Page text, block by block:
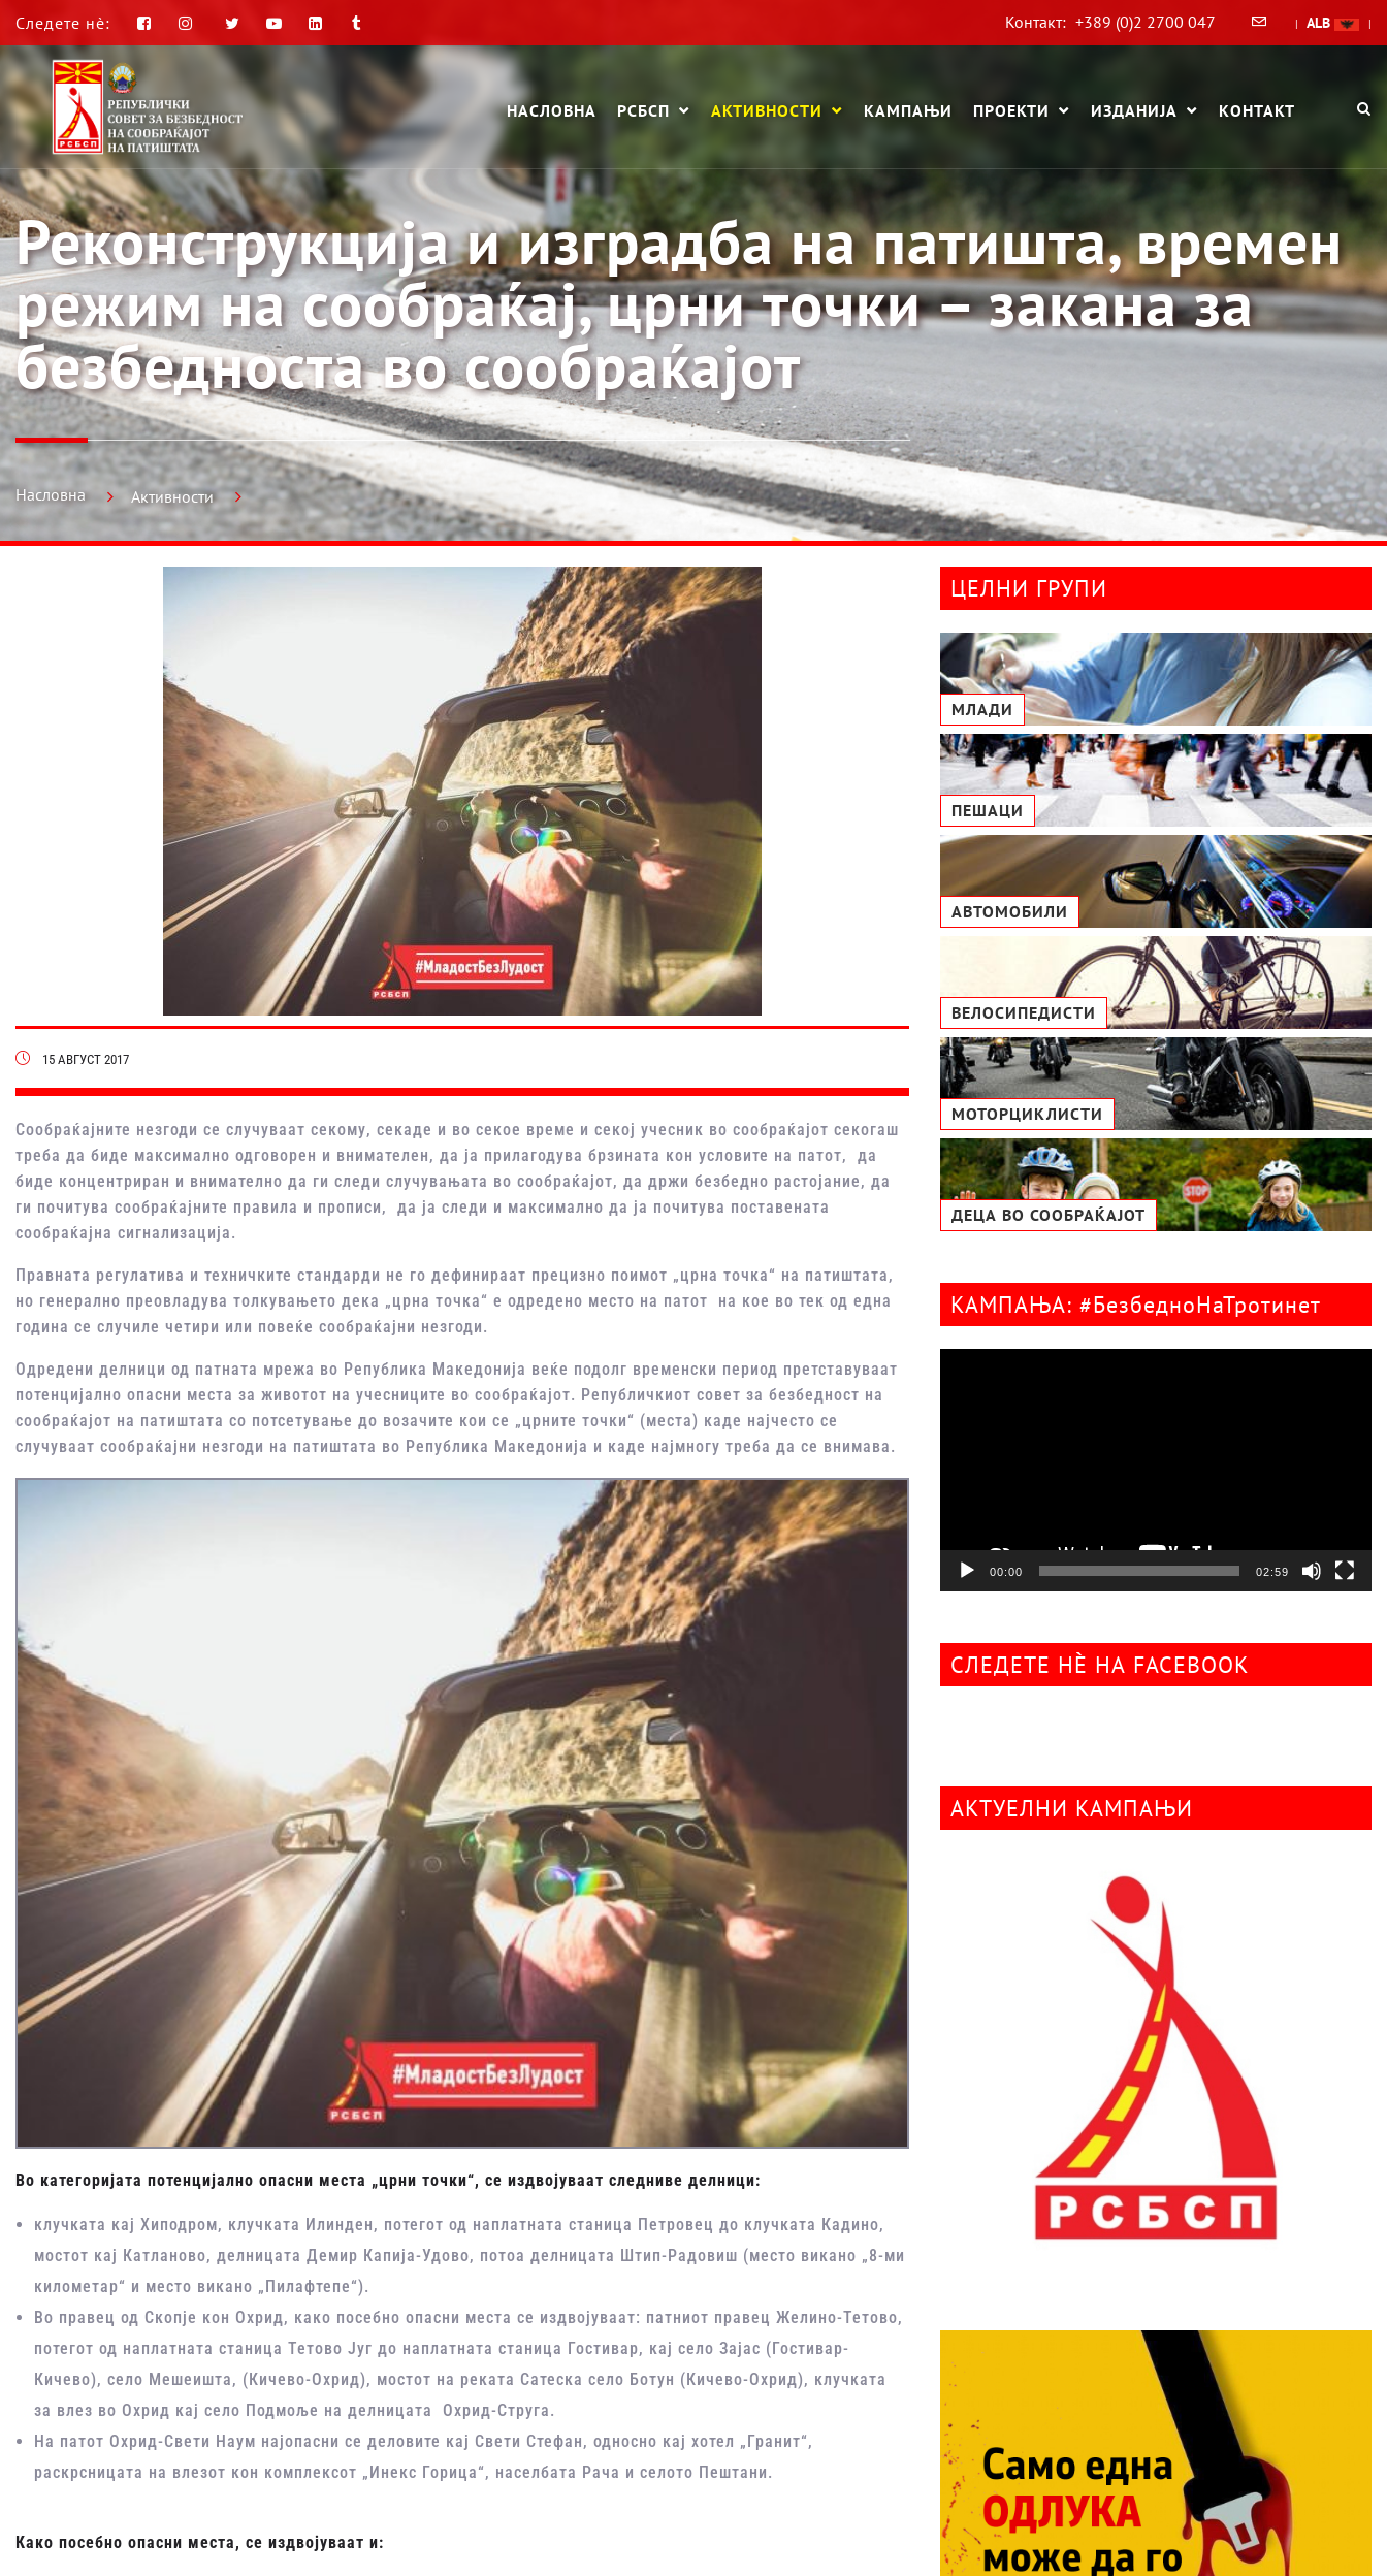
Следете нè: Контакт: +389 (0)2 2700 047 | ALB |
НАСЛОВНА РСБСП АКТИВНОСТИ КАМПАЊИ ПРОЕКТИ ИЗДАНИЈА КОНТАКТ
Реконструкција и изградба на патишта, времен
режим на сообраќај, црни точки – закана за
безбедноста во сообраќајот
Насловна Активности
15 АВГУСТ 2017
Сообраќајните незгоди се случуваат секому, секаде и во секое време и секој учесник во сообраќајот секогаш
треба да биде максимално одговорен и внимателен, да ја прилагодува брзината кон условите на патот, да
биде концентриран и внимателно да ги следи случувањата во сообраќајот, да држи безбедно растојание, да
ги почитува сообраќајните правила и прописи, да ја следи и максимално да ја почитува поставената
сообраќајна сигнализација.
Правната регулатива и техничките стандарди не го дефинираат прецизно поимот „црна точка“ на патиштата,
но генерално преовладува толкувањето дека „црна точка“ е одредено место на патот на кое во тек од една
година се случиле четири или повеќе сообраќајни незгоди.
Одредени делници од патната мрежа во Република Македонија веќе подолг временски период претставуваат
потенцијално опасни места за животот на учесниците во сообраќајот. Републичкиот совет за безбедност на
сообраќајот на патиштата со потсетување до возачите кои се „црните точки“ (места) каде најчесто се
случуваат сообраќајни незгоди на патиштата во Република Македонија и каде најмногу треба да се внимава.
Во категоријата потенцијално опасни места „црни точки“, се издвојуваат следниве делници:
клучката кај Хиподром, клучката Илинден, потегот од наплатната станица Петровец до клучката Кадино,
мостот кај Катланово, делницата Демир Капија-Удово, потоа делницата Штип-Радовиш (место викано „8-ми
километар“ и место викано „Пилафтепе“).
Во правец од Скопје кон Охрид, како посебно опасни места се издвојуваат: патниот правец Желино-Тетово,
потегот од наплатната станица Тетово Југ до наплатната станица Гостивар, кај село Зајас (Гостивар-
Кичево), село Мешеишта, (Кичево-Охрид), мостот на реката Сатеска село Ботун (Кичево-Охрид), клучката
за влез во Охрид кај село Подмоље на делницата Охрид-Струга.
На патот Охрид-Свети Наум најопасни се деловите кај Свети Стефан, односно кај хотел „Гранит“,
раскрсницата на влезот кон комплексот „Инекс Горица“, населбата Рача и селото Пештани.
Како посебно опасни места, се издвојуваат и:
ЦЕЛНИ ГРУПИ
МЛАДИ
ПЕШАЦИ
АВТОМОБИЛИ
ВЕЛОСИПЕДИСТИ
МОТОРЦИКЛИСТИ
ДЕЦА ВО СООБРАЌАЈОТ
КАМПАЊА: #БезбедноНаТротинет
00:00 02:59
СЛЕДЕТЕ НÈ НА FACEBOOK
АКТУЕЛНИ КАМПАЊИ